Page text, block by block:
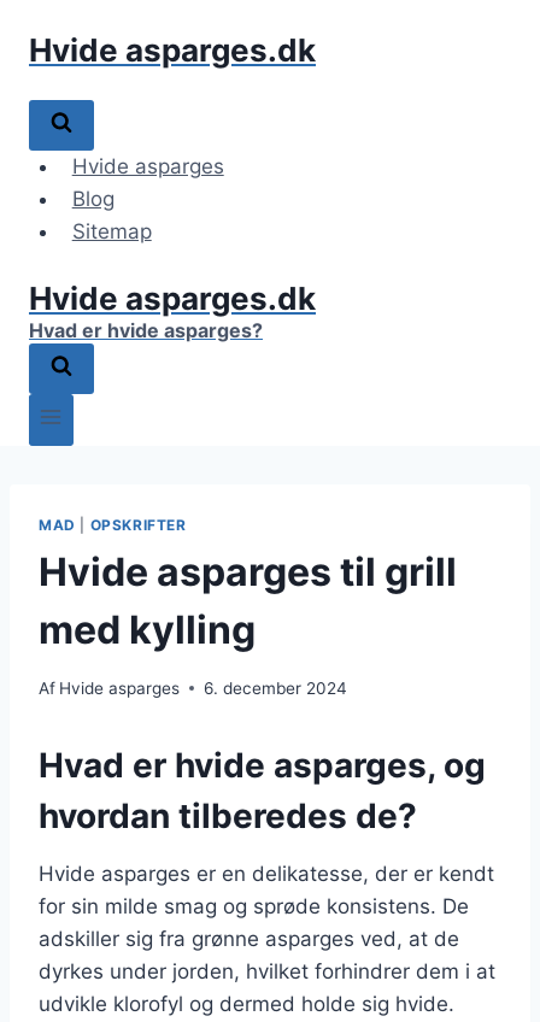
Hvide asparges.dk
Hvide asparges
Blog
Sitemap
Hvide asparges.dk
Hvad er hvide asparges?
MAD OPSKRIFTER
Hvide asparges til grill
med kylling
Af Hvide asparges 6. december 2024
Hvad er hvide asparges, og
hvordan tilberedes de?
Hvide asparges er en delikatesse, der er kendt
for sin milde smag og sprøde konsistens. De
adskiller sig fra grønne asparges ved, at de
dyrkes under jorden, hvilket forhindrer dem i at
udvikle klorofyl og dermed holde sig hvide.